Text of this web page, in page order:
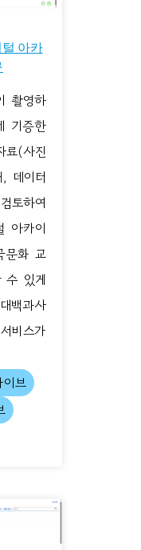
아카
촬영하
기증한
(사진
데이터
토하여
아카이
문화 교
수 있게
백과사
비스가
브